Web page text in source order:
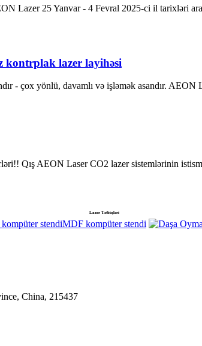
Lazer 25 Yanvar - 4 Fevral 2025-ci il tarixləri
kontrplak lazer layihəsi
- çox yönlü, davamlı və işləmək asandır.
Qış AEON Laser CO2 lazer sistemlərinin
Lazer Tətbiqləri
MDF kompüter stendi
China, 215437